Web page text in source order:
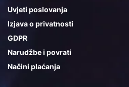
Uvjeti poslovanja
Izjava o privatnosti
GDPR
Narudžbe i povrati
Načini plaćanja